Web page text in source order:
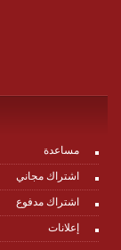
مساعدة
اشتراك مجاني
اشتراك مدفوع
إعلانات